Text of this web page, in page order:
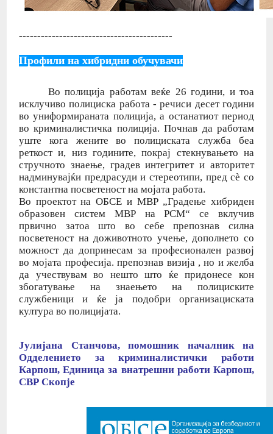
------------------------------------------
Профили на хибридни обучувачи
Во полиција работам веќе 26 години, и тоа
исклучиво полициска работа - речиси десет години
во униформираната полиција, а останатиот период
во криминалистичка полиција. Почнав да работам
уште кога жените во полициската служба беа
реткост и, низ годините, покрај стекнувањето на
стручното знаење, градев интегритет и авторитет
надминувајќи предрасуди и стереотипи, пред сѐ со
константна посветеност на мојата работа.
Во проектот на ОБСЕ и МВР „Градење хибриден
образовен систем МВР на РСМ“ се вклучив
првично затоа што во себе препознав силна
посветеност на доживотното учење, дополнето со
можност да допринесам за професионален развој
во мојата професија. препознав визија , но и желба
да учествувам во нешто што ќе придонесе кон
збогатување на знаењето на полициските
службеници и ќе ја подобри организациската
култура во полицијата.
Јулијана Станчова, помошник началник на
Одделението за криминалистички работи
Карпош, Единица за внатрешни работи Карпош,
СВР Скопје